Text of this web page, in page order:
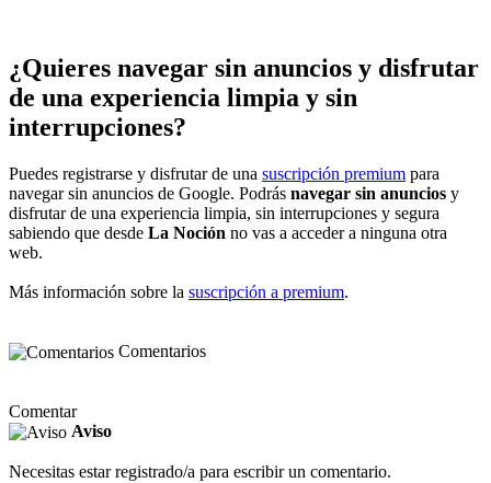
¿Quieres navegar sin anuncios y disfrutar
de una experiencia limpia y sin
interrupciones?
Puedes registrarse y disfrutar de una suscripción premium para
navegar sin anuncios de Google. Podrás navegar sin anuncios y
disfrutar de una experiencia limpia, sin interrupciones y segura
sabiendo que desde La Noción no vas a acceder a ninguna otra
web.
Más información sobre la suscripción a premium.
Comentarios
Comentar
Aviso
Necesitas estar registrado/a para escribir un comentario.